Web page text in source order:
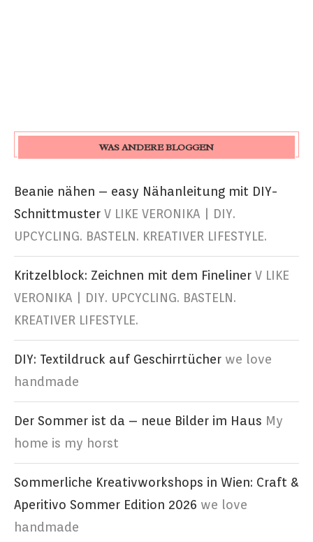
WAS ANDERE BLOGGEN
Beanie nähen – easy Nähanleitung mit DIY-
Schnittmuster V LIKE VERONIKA | DIY.
UPCYCLING. BASTELN. KREATIVER LIFESTYLE.
Kritzelblock: Zeichnen mit dem Fineliner V LIKE
VERONIKA | DIY. UPCYCLING. BASTELN.
KREATIVER LIFESTYLE.
DIY: Textildruck auf Geschirrtücher we love
handmade
Der Sommer ist da – neue Bilder im Haus My
home is my horst
Sommerliche Kreativworkshops in Wien: Craft &
Aperitivo Sommer Edition 2026 we love
handmade